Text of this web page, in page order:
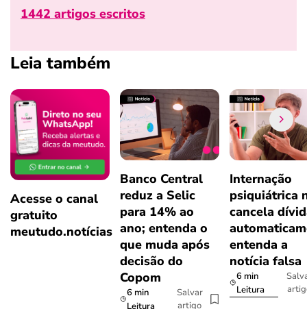
1442 artigos escritos
Leia também
Acesse o canal
gratuito
meutudo.notícias
Banco Central
reduz a Selic
para 14% ao
ano; entenda o
que muda após
decisão do
Copom
6 min
Leitura
Salvar
artigo
Internação
psiquiátrica
cancela
entenda a
notícia falsa
6 min
Leitura